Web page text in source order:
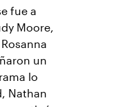
fue a
Moore,
un
lo
Nathan